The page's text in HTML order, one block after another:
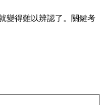
變得難以辨認了。關鍵考